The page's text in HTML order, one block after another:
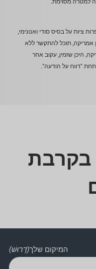
למטרה מסוימת.
ציות על בסיס סודי ואנונימי,
אמריקה, תוכל להתקשר ללא
לצפון אמריקה, היכן שזמין, עקוב אחר
תחת "דווח על הודעה".
בקרבת
המיקום שלך(דָרוּשׁ)